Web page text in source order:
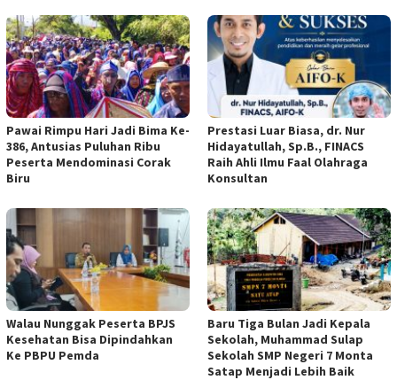
Pawai Rimpu Hari Jadi Bima Ke-
386, Antusias Puluhan Ribu
Peserta Mendominasi Corak
Biru
Prestasi Luar Biasa, dr. Nur
Hidayatullah, Sp.B., FINACS
Raih Ahli Ilmu Faal Olahraga
Konsultan
Walau Nunggak Peserta BPJS
Kesehatan Bisa Dipindahkan
Ke PBPU Pemda
Baru Tiga Bulan Jadi Kepala
Sekolah, Muhammad Sulap
Sekolah SMP Negeri 7 Monta
Satap Menjadi Lebih Baik